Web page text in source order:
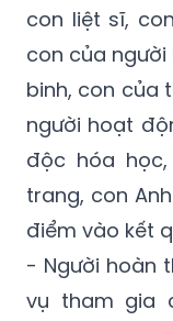
con liệt sĩ,
con của
binh, con của
người hoạt
độc hóa học,
trang, con
điểm vào kết
- Người hoàn
vụ tham gia